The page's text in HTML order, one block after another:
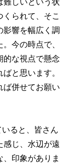
難しいという状
られて、そこ
影響を幅広く調
今の時点で、
的な視点で懸念
と思います。
ば併せてお願い
ると、皆さん
感じ、水辺が遠
、印象がありま